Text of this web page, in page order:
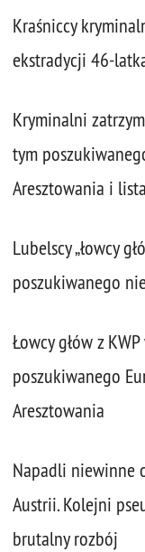
Kraśniccy
ekstradycji 46-
Kryminalni
tym
Aresztowania i
Lubelscy „łowcy
poszukiwanego
Łowcy głów z
poszukiwanego
Aresztowania
Napadli niewinne
Austrii. Kolejni
brutalny rozbój